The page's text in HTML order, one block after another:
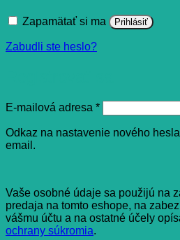
Zapamätať si ma Prihlásiť
Zabudli ste heslo?
E-mailová adresa *Povinné
Odkaz na nastavenie nového
email.
Vaše osobné údaje sa použijú na
predaja na tomto eshope, na
vášmu účtu a na ostatné účely
ochrany súkromia.